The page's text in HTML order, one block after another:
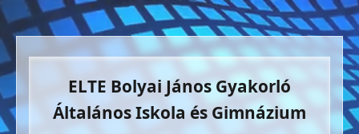
ELTE Bolyai János Gyakorló
Általános Iskola és Gimnázium